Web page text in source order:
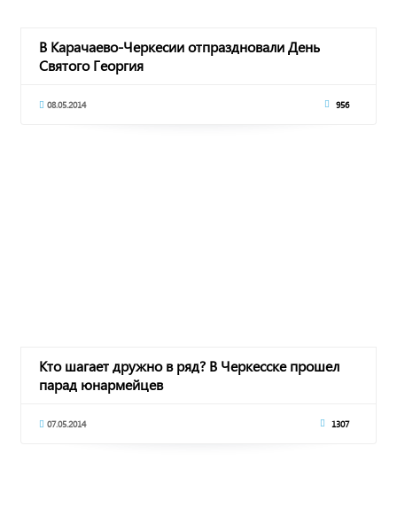
В Карачаево-Черкесии отпраздновали День
Святого Георгия
08.05.2014 956
Кто шагает дружно в ряд? В Черкесске прошел
парад юнармейцев
07.05.2014 1307